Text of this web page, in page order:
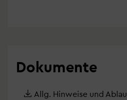
Dokumente
Allg. Hinweise und